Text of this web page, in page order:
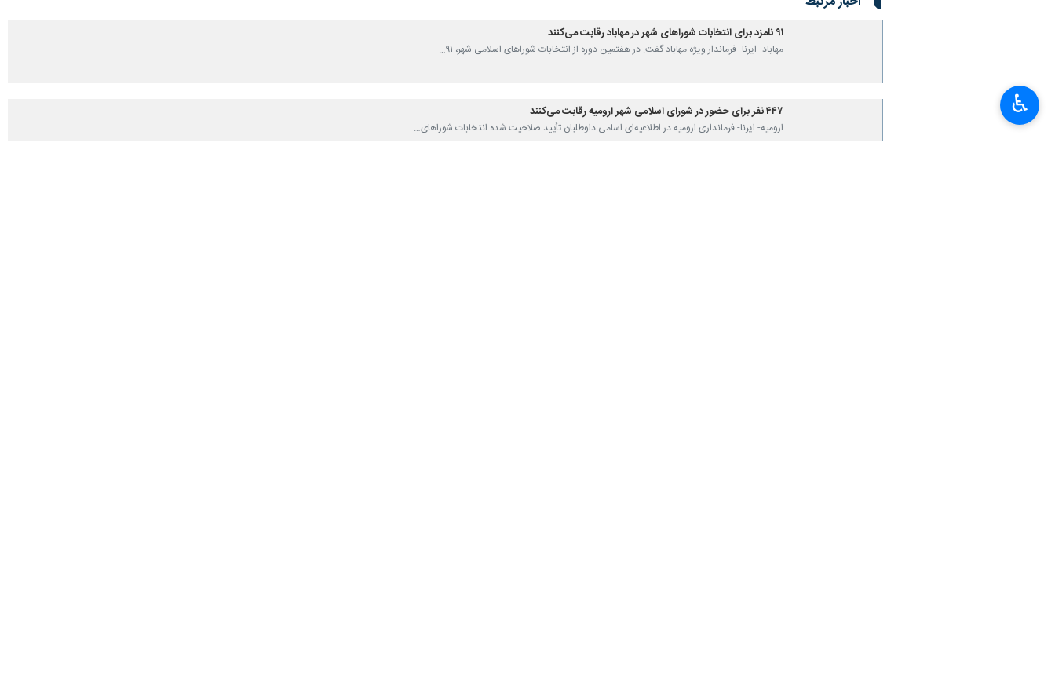
۹۱ نامزد برای انتخابات شوراهای شهر در مهاباد رقابت می‌کنند
مهاباد- ایرنا- فرماندار ویژه مهاباد گفت: در هفتمین دوره از انتخابات شوراهای اسلامی شهر، ۹۱…
۴۴۷ نفر برای حضور در شورای اسلامی شهر ارومیه رقابت می‌کنند
ارومیه- ایرنا- فرمانداری ارومیه در اطلاعیه‌ای اسامی داوطلبان تأیید صلاحیت شده انتخابات شوراهای…
♿︎